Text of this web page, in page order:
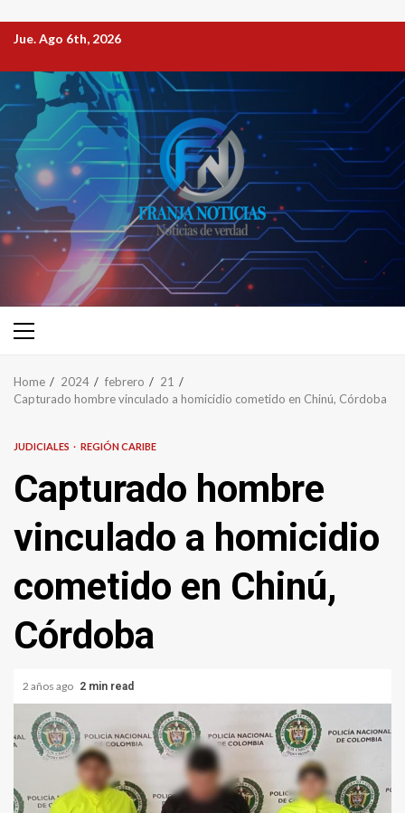
Jue. Ago 6th, 2026
Home 2024 febrero
21
Capturado hombre vinculado a homicidio cometido en Chinú, Córdoba
JUDICIALES REGIÓN CARIBE
Capturado hombre
vinculado a homicidio
cometido en Chinú,
Córdoba
2 años ago 2 min read